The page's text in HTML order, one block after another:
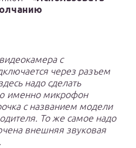
с
через разъем
надо сделать
именно микрофон
с названием модели
То же самое надо
внешняя звуковая